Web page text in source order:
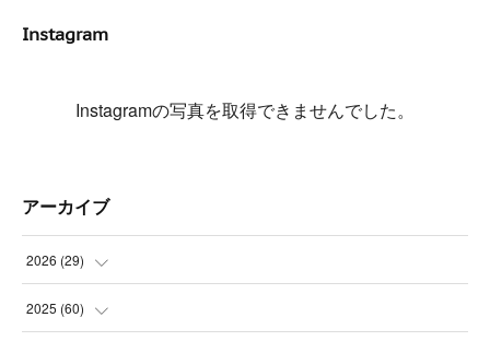
Instagram
Instagramの写真を取得できませんでした。
アーカイブ
2026 (29)
(5
2025 (60)